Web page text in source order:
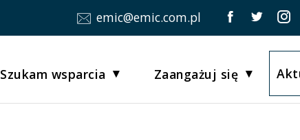
emic@emic.com.pl
Szukam wsparcia Zaangażuj się